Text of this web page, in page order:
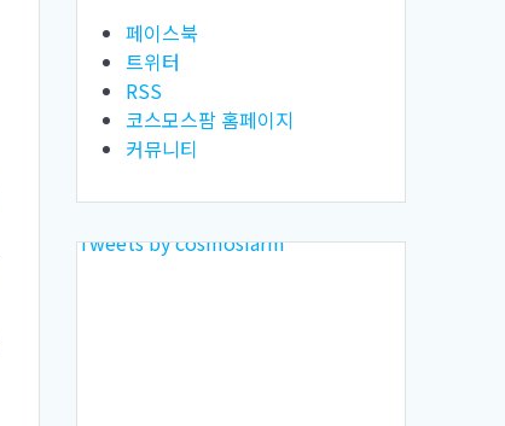
페이스북
트위터
RSS
코스모스팜 홈페이지
커뮤니티
Tweets by cosmosfarm